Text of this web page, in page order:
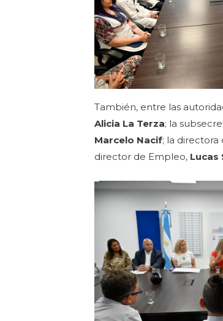
También, entre las
Alicia La Terza; la
Marcelo Nacif; la directora
director de Empleo, Lucas